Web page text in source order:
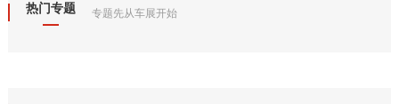
热门专题 专题先从车展开始